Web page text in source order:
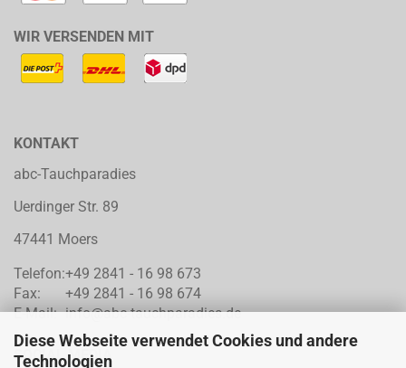
Diese Webseite verwendet Cookies und andere
Technologien
WIR VERSENDEN MIT
KONTAKT
abc-Tauchparadies
Uerdinger Str. 89
47441 Moers
Telefon:+49 2841 - 16 98 673
Fax:
+49 2841 - 16 98 674
E-Mail: info@abc-tauchparadies.de
SOCIAL MEDIA